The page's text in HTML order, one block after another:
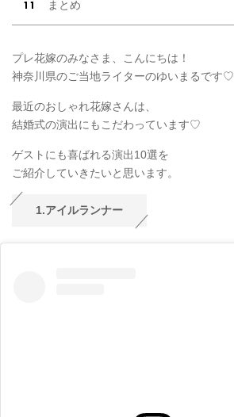
まとめ
プレ花嫁のみなさま、こんにちは！
神奈川県のご当地ライターのゆいまるです♡
最近のおしゃれ花嫁さんは、
結婚式の演出にもこだわっています♡
ゲストにも喜ばれる演出10選を
ご紹介していきたいと思います。
1.アイルランナー